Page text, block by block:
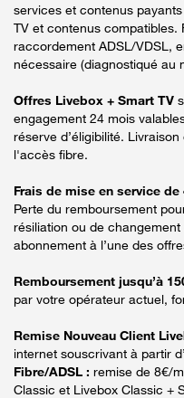
services et contenus
TV et contenus compatibles.
raccordement ADSL/VDSL,
nécessaire (diagnostiqué au
Offres Livebox + Smart TV
engagement 24 mois
réserve d’éligibilité.
l'accès fibre.
Frais de mise en service
Perte du remboursement
résiliation ou de
abonnement à l’une des
Remboursement jusqu’à
par votre opérateur actuel,
Remise Nouveau Client
internet souscrivant à partir
Fibre/ADSL : remise de 8€/
Classic et Livebox Classic +